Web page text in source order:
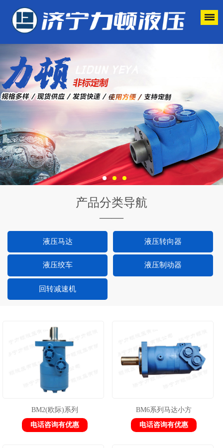
产品分类导航
——
液压马达 液压转向器
液压绞车 液压制动器
回转减速机
BM2(欧际)系列
电话咨询有优惠
BM6系列马达小方
电话咨询有优惠